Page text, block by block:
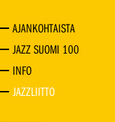
AJANKOHTAISTA
JAZZ SUOMI 100
INFO
JAZZLIITTO